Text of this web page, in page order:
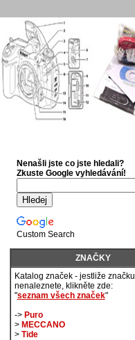
Nenašli jste co jste hledali?
Zkuste Google vyhledávání!
Custom Search
ZNAČKY
Katalog značek - jestliže značku
nenaleznete, klikněte zde:
"seznam všech značek"
-> Puro
> MECCANO
> Tide